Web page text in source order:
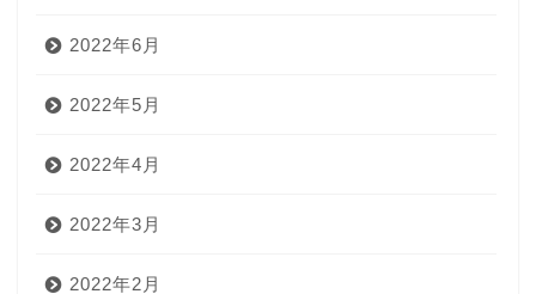
2022年6月
2022年5月
2022年4月
2022年3月
2022年2月